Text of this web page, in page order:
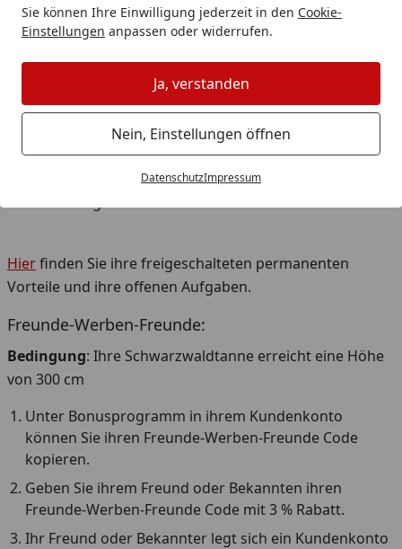
Sie können Ihre Einwilligung jederzeit in den Cookie-
Einstellungen anpassen oder widerrufen.
Ja, verstanden
Nein, Einstellungen öffnen
DatenschutzImpressum
Bedingung: Ihre Schwarzwaldtanne erreicht eine Höhe
von 200 cm
Am Ende jeden Monats wird ein 50 Euro
Einkaufsgutschein (Ohne Mindestbestellwert) unter
allen KÖMPF24-Bonuprogramm-Teilnehmern verlost,
deren Schwarzwaldtanne die notwendige Größe erreicht
hat. Für die Teilnahme ist keine weitere Anmeldung
notwendig. Die Gewinner werden per E-Mail
Hierfinden Sie ihre freigeschalteten permanenten
Vorteile und ihre offenen Aufgaben.
Freunde-Werben-Freunde:
Bedingung: Ihre Schwarzwaldtanne erreicht eine Höhe
von 300 cm
Unter Bonusprogramm in ihrem Kundenkonto
können Sie ihren Freunde-Werben-Freunde Code
kopieren.
Geben Sie ihrem Freund oder Bekannten ihren
Freunde-Werben-Freunde Code mit 3 % Rabatt.
Ihr Freund oder Bekannter legt sich ein Kundenkonto